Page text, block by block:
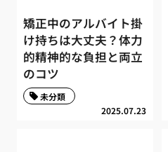
矯正中のアルバイト掛
け持ちは大丈夫？体力
的精神的な負担と両立
のコツ
2025.07.23
未分類